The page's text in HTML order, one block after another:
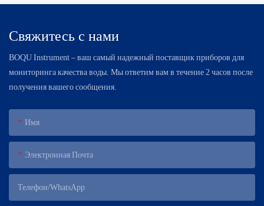
Свяжитесь с нами
BOQU Instrument – ​​ваш самый надежный поставщик приборов для
мониторинга качества воды. Мы ответим вам в течение 2 часов после
получения вашего сообщения.
Имя
Электронная Почта
Телефон/WhatsApp